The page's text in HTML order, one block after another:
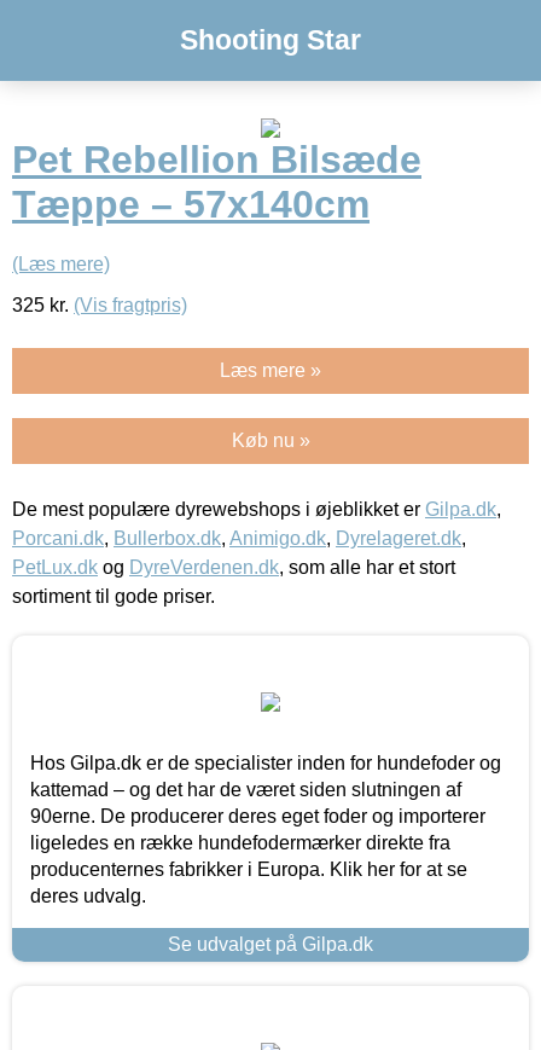
Shooting Star
Pet Rebellion Bilsæde
Tæppe – 57x140cm
(Læs mere)
325 kr. (Vis fragtpris)
Læs mere »
Køb nu »
De mest populære dyrewebshops i øjeblikket er Gilpa.dk,
Porcani.dk, Bullerbox.dk, Animigo.dk, Dyrelageret.dk,
PetLux.dk og DyreVerdenen.dk, som alle har et stort
sortiment til gode priser.
Hos Gilpa.dk er de specialister inden for hundefoder og
kattemad – og det har de været siden slutningen af
90erne. De producerer deres eget foder og importerer
ligeledes en række hundefodermærker direkte fra
producenternes fabrikker i Europa. Klik her for at se
deres udvalg.
Se udvalget på Gilpa.dk